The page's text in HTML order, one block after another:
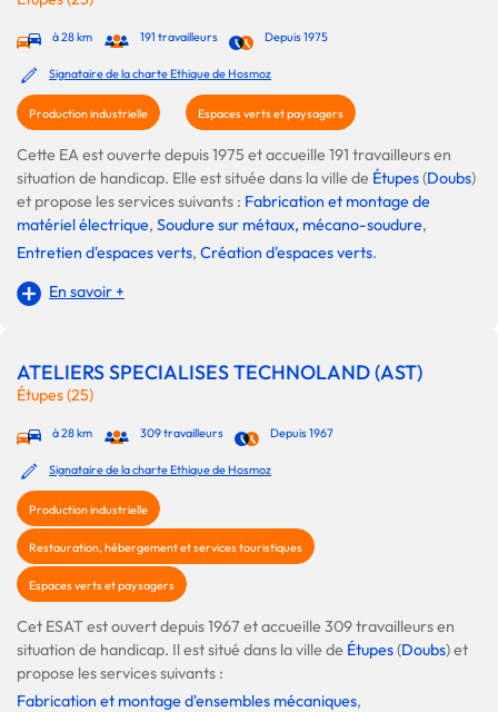
à 28 km 191 travailleurs Depuis 1975
Signataire de la charte Ethique de Hosmoz
Production industrielle Espaces verts et paysagers
Cette EA est ouverte depuis 1975 et accueille 191 travailleurs en
situation de handicap. Elle est située dans la ville de Étupes(Doubs)
et propose les services suivants : Fabrication et montage de
matériel électrique, Soudure sur métaux, mécano-soudure,
Entretien d'espaces verts, Création d'espaces verts.
En savoir +
ATELIERS SPECIALISES TECHNOLAND (AST)
Étupes (25)
à 28 km 309 travailleurs Depuis 1967
Signataire de la charte Ethique de Hosmoz
Production industrielle
Restauration, hébergement et services touristiques
Espaces verts et paysagers
Cet ESAT est ouvert depuis 1967 et accueille 309 travailleurs en
situation de handicap. Il est situé dans la ville de Étupes(Doubs) et
propose les services suivants :
Fabrication et montage d'ensembles mécaniques,